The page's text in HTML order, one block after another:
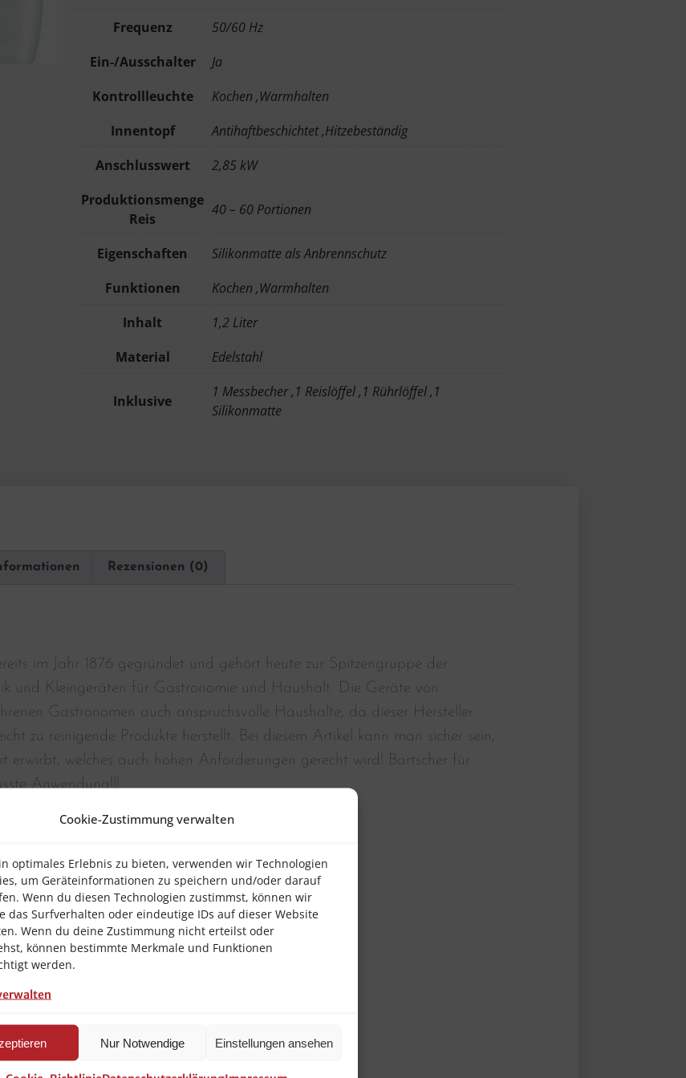
Cookie-Zustimmung verwalten
optimales Erlebnis zu bieten, verwenden wir Technologien
um Geräteinformationen zu speichern und/oder darauf
Wenn du diesen Technologien zustimmst, können wir
das Surfverhalten oder eindeutige IDs auf dieser Website
Wenn du deine Zustimmung nicht erteilst oder
können bestimmte Merkmale und Funktionen
werden.
Nur Notwendige Einstellungen ansehen
Frequenz
50/60 Hz
Ein-/Ausschalter
Ja
Kontrollleuchte
Kochen ,Warmhalten
Innentopf
Antihaftbeschichtet ,Hitzebeständig
Anschlusswert
2,85 kW
Produktionsmenge
Reis
40 – 60 Portionen
Eigenschaften
Silikonmatte als Anbrennschutz
Funktionen
Kochen ,Warmhalten
Inhalt
1,2 Liter
Material
Edelstahl
Inklusive
1 Messbecher ,1 Reislöffel ,1 Rührlöffel ,1
Silikonmatte
Rezensionen (0)
im Jahr 1876 gegründet und gehört heute zur Spitzengruppe der
und Kleingeräten für Gastronomie und Haushalt. Die Geräte von
Gastronomen auch anspruchsvolle Haushalte, da dieser Hersteller
zu reinigende Produkte herstellt. Bei diesem Artikel kann man sicher sein,
erwirbt, welches auch hohen Anforderungen gerecht wird! Bartscher für
Anwendung!!!
– 60 Portionen
Anbrennschutz